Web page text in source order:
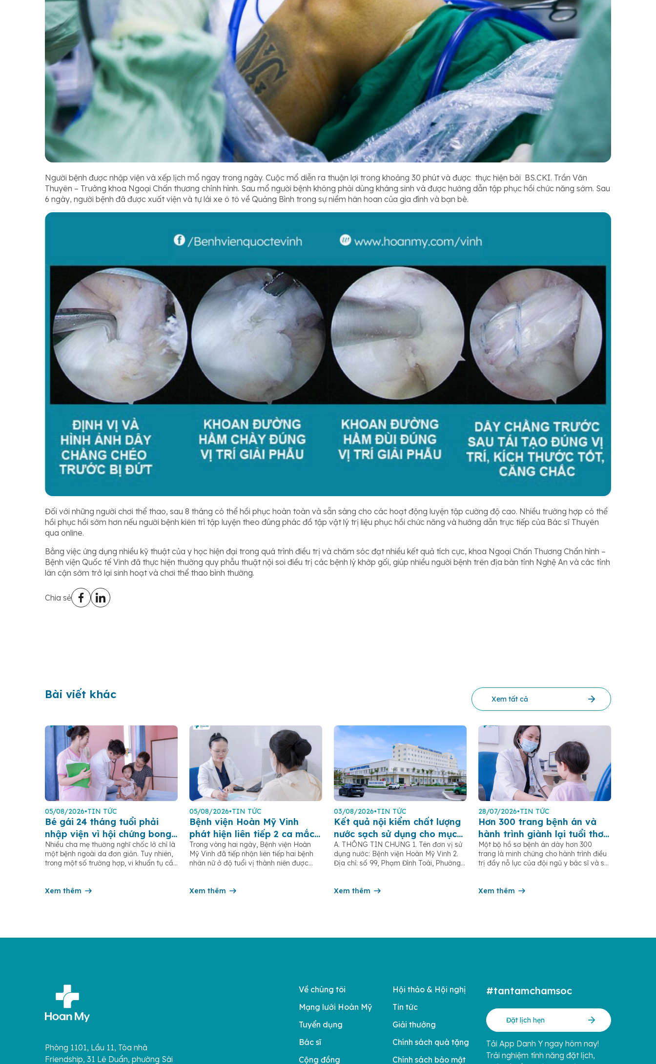
Người bệnh được nhập viện và xếp lịch mổ ngay trong ngày. Cuộc mổ diễn ra thuận lợi trong khoảng 30 phút và được thực hiện bởi BS.CKI. Trần Văn
Thuyên – Trưởng khoa Ngoại Chấn thương chỉnh hình. Sau mổ người bệnh không phải dùng kháng sinh và được hướng dẫn tập phục hồi chức năng sớm. Sau
6 ngày, người bệnh đã được xuất viện và tự lái xe ô tô về Quảng Bình trong sự niềm hân hoan của gia đình và bạn bè.
Đối với những người chơi thể thao, sau 8 tháng có thể hồi phục hoàn toàn và sẵn sàng cho các hoạt động luyện tập cường độ cao. Nhiều trường hợp có thể
hồi phục hồi sớm hơn nếu người bệnh kiên trì tập luyện theo đúng phác đồ tập vật lý trị liệu phục hồi chức năng và hướng dẫn trực tiếp của Bác sĩ Thuyên
qua online.
Bằng việc ứng dụng nhiều kỹ thuật của y học hiện đại trong quá trình điều trị và chăm sóc đạt nhiều kết quả tích cực, khoa Ngoại Chấn Thương Chẩn hình –
Bệnh viện Quốc tế Vinh đã thực hiện thường quy phẫu thuật nội soi điều trị các bệnh lý khớp gối, giúp nhiều người bệnh trên địa bàn tỉnh Nghệ An và các tỉnh
lân cận sớm trở lại sinh hoạt và chơi thể thao bình thường.
Chia sẻ
Bài viết khác Xem tất cả
05/08/2026•TIN TỨC
Bé gái 24 tháng tuổi phải
nhập viện vì hội chứng bong
da do tụ cầu (hội chứng 4S)
Nhiều cha mẹ thường nghĩ chốc lở chỉ là
một bệnh ngoài da đơn giản. Tuy nhiên,
trong một số trường hợp, vi khuẩn tụ cầu
chứng bong da do tụ cầu
Xem thêm
05/08/2026•TIN TỨC
Bệnh viện Hoàn Mỹ Vinh
phát hiện liên tiếp 2 ca mắc
hội chứng MRKH hiếm gặp ở
tuổi vị thành niên
Trong vòng hai ngày, Bệnh viện Hoàn
Mỹ Vinh đã tiếp nhận liên tiếp hai bệnh
nhân nữ ở độ tuổi vị thành niên được
dục nữ, thường chỉ được phát hiện khi
Xem thêm
03/08/2026•TIN TỨC
Kết quả nội kiểm chất lượng
nước sạch sử dụng cho mục
đích sinh hoạt 6 tháng đầu
năm 2026
A. THÔNG TIN CHUNG 1. Tên đơn vị sử
dụng nước: Bệnh viện Hoàn Mỹ Vinh 2.
Địa chỉ: số 99, Phạm Đình Toái, Phường
nước: 500 người 4. Tên đơn vị cấp
Xem thêm
28/07/2026•TIN TỨC
Hơn 300 trang bệnh án và
hành trình giành lại tuổi thơ
cho bé gái 29 tháng tuổi mắc
nhiễm khuẩn huyết do tụ cầu
vàng biến chứng viêm khớp
Một bộ hồ sơ bệnh án dày hơn 300
trang là minh chứng cho hành trình điều
trị đầy nỗ lực của đội ngũ y bác sĩ và sự
Bệnh nhi nhập viện trong tình trạng
Xem thêm
Phòng 1101, Lầu 11, Tòa nhà
Friendship, 31 Lê Duẩn, phường Sài
Về chúng tôi
Mạng lưới Hoàn Mỹ
Tuyển dụng
Bác sĩ
Cộng đồng
Hội thảo & Hội nghị
Tin tức
Giải thưởng
Chính sách quà tặng
Chính sách bảo mật
#tantamchamsoc
Đặt lịch hẹn
Tải App Danh Y ngay hôm nay!
Trải nghiệm tính năng đặt lịch,